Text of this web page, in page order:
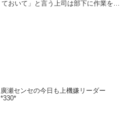
ておいて」と言う上司は部下に作業をさ
廣瀬センセの今日も上機嫌リーダー
*330*